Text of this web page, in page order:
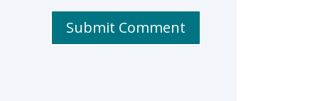
Submit Comment